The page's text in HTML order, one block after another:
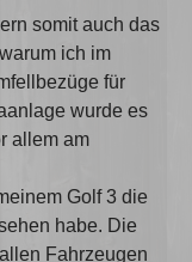
somit auch das
ich im
für
wurde es
allem am
Golf 3 die
habe. Die
Fahrzeugen